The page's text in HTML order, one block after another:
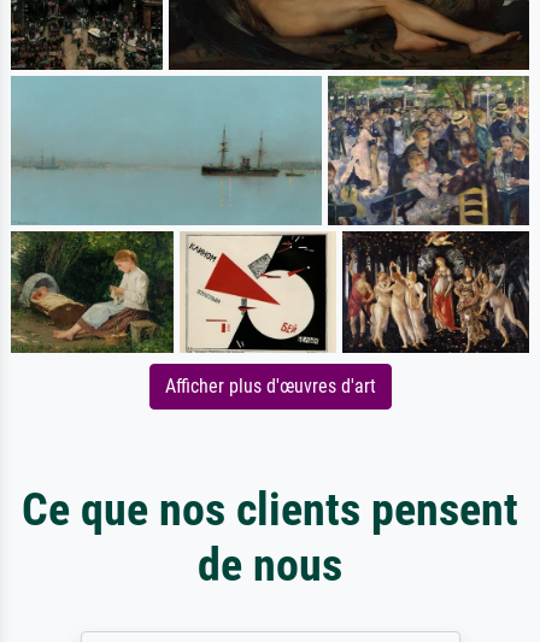
Afficher plus d'œuvres d'art
Ce que nos clients pensent
de nous